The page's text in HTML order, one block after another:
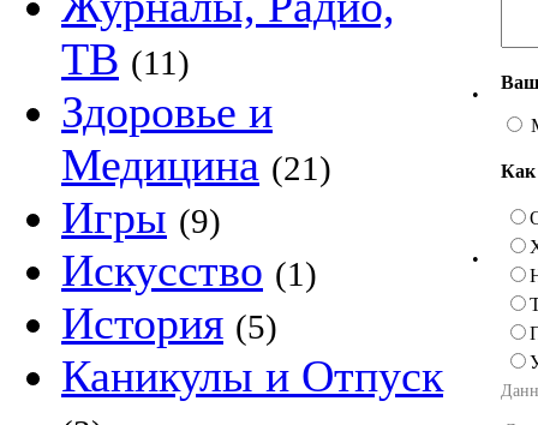
ТВ (11)
Здоровье и
Медицина (21)
Игры (9)
Искусство (1)
История (5)
Каникулы и Отпуск
•
•
Как